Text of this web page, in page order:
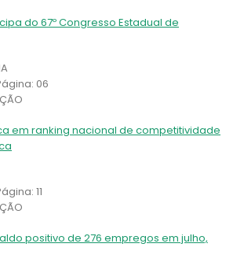
do 67º Congresso Estadual de
06
em ranking nacional de competitividade
11
positivo de 276 empregos em julho,